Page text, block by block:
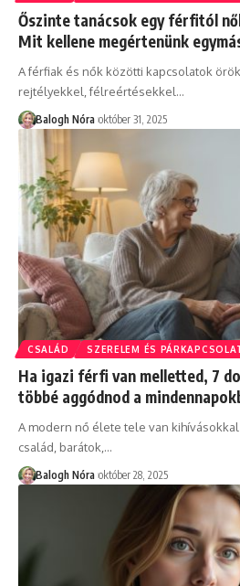
Őszinte tanácsok egy férfitól
Mit kellene megértenünk
A férfiak és nők közötti kapcsolatok
rejtélyekkel, félreértésekkel…
Balogh Nóra október 31, 2025
CSALÁD SZERELEM ÉS
Ha igazi férfi van melletted, 7
többé aggódnod a
A modern nő élete tele van
család, barátok, …
Balogh Nóra október 28, 2025